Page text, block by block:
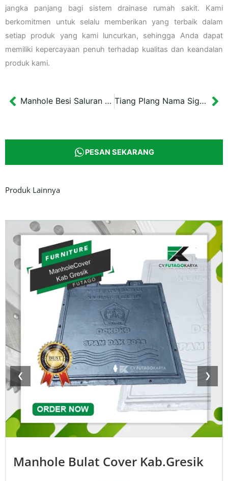
jangka panjang bagi sistem drainase rumah sakit. Kami
berkomitmen untuk selalu memberikan yang terbaik dalam
setiap produk yang kami luncurkan, sehingga Anda dapat
memiliki kepercayaan penuh terhadap kualitas dan keandalan
produk kami.
Prev Manhole Besi Saluran Drainase Kota Semarang Cover 75×75 cm Tiang Plang Nama Signage Jalan Papua 2 meter
PESAN SEKARANG
Produk Lainnya
❮ ❯
Manhole Bulat Cover Kab.Gresik